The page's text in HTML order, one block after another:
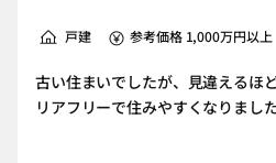
戸建 参考価格 1,000万円以上
古い住まいでしたが、見違えるほ
リアフリーで住みやすくなりました